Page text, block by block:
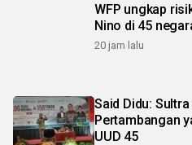
WFP ungkap
Nino di 45
20 jam lalu
Said Didu:
Pertambangan
UUD 45